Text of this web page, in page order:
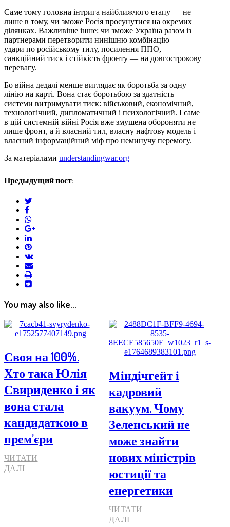
Саме тому головна інтрига найближчого етапу — не
лише в тому, чи зможе Росія просунутися на окремих
ділянках. Важливіше інше: чи зможе Україна разом із
партнерами перетворити нинішню комбінацію —
удари по російському тилу, посилення ППО,
санкційний тиск і стійкість фронту — на довгострокову
перевагу.
Бо війна дедалі менше виглядає як боротьба за одну
лінію на карті. Вона стає боротьбою за здатність
системи витримувати тиск: військовий, економічний,
технологічний, дипломатичний і психологічний. І саме
в цій системній війні Росія вже змушена обороняти не
лише фронт, а й власний тил, власну нафтову модель і
власний інформаційний міф про неминучу перемогу.
За матеріалами understandingwar.org
Предыдущий пост:
facebook
google+
linkedin
pinterest
vkontakte
email
print
reddit
reddit
You may also like...
Своя на 100%.
Хто така Юлія
Свириденко і як
вона стала
кандидаткою в
прем’єри
ЧИТАТИ
ДАЛІ
Міндічгейт і
кадровий
вакуум. Чому
Зеленський не
може знайти
нових міністрів
юстиції та
енергетики
ЧИТАТИ
ДАЛІ